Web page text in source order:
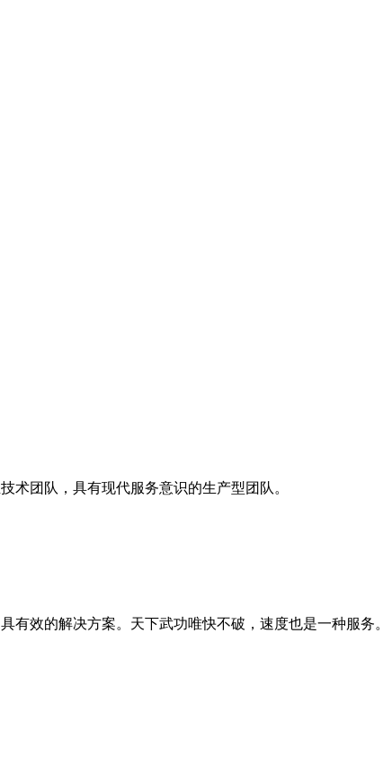
术团队，具有现代服务意识的生产型团队。
有效的解决方案。天下武功唯快不破，速度也是一种服务。